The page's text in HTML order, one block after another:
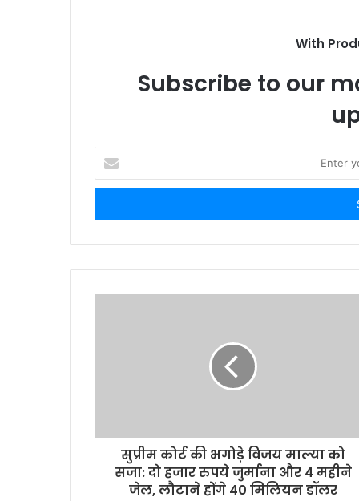
With
Subscribe to our
t
r
u
r
सुप्रीम कोर्ट की भगोड़े विजय माल्या को
सजा: दो हजार रुपये जुर्माना और 4 महीने
जेल, लौटाने होंगे 40 मिलियन डॉलर